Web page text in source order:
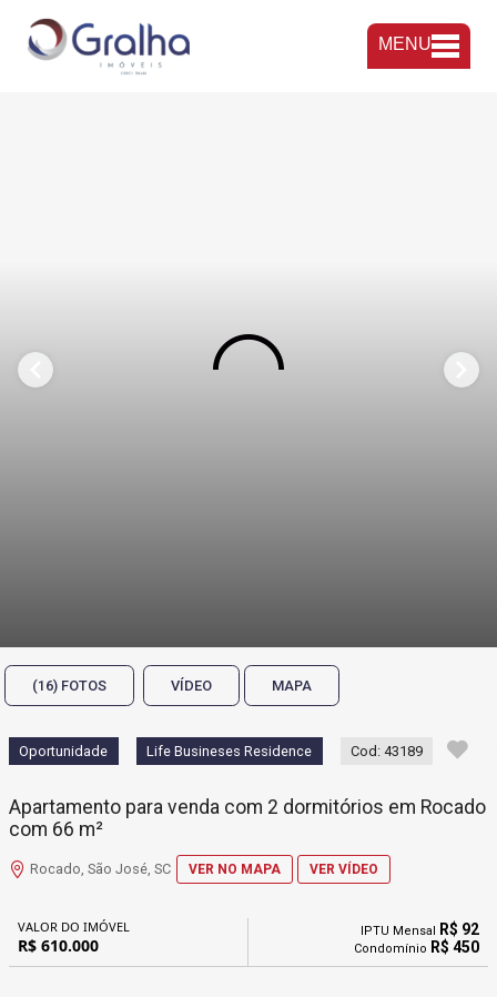
MENU
(16) FOTOS VÍDEO MAPA
Oportunidade Life Busineses Residence Cod: 43189
Apartamento para venda com 2 dormitórios em Rocado
com 66 m²
Rocado, São José, SC VER NO MAPA VER VÍDEO
VALOR DO IMÓVEL
R$ 610.000
IPTU Mensal R$ 92
Condomínio R$ 450